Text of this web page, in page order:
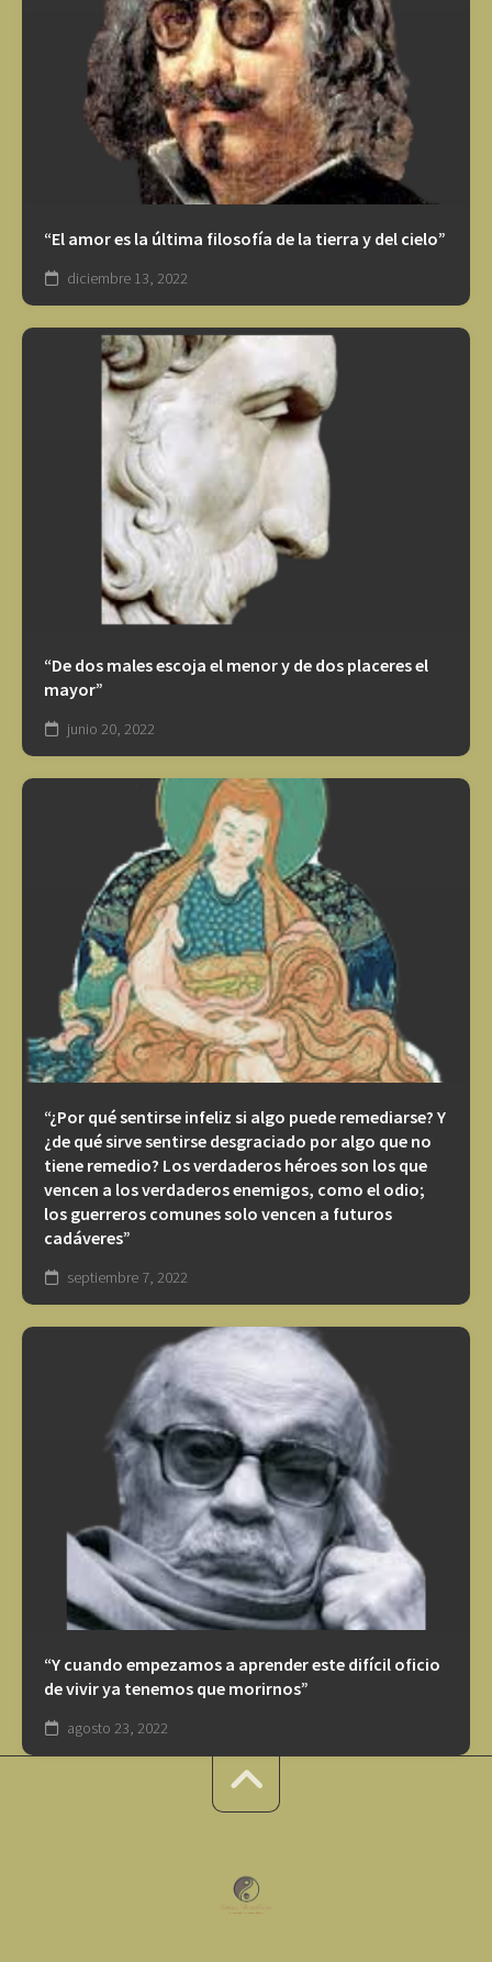
“El amor es la última filosofía de la tierra y del cielo”
diciembre 13, 2022
“De dos males escoja el menor y de dos placeres el
mayor”
junio 20, 2022
“¿Por qué sentirse infeliz si algo puede remediarse? Y
¿de qué sirve sentirse desgraciado por algo que no
tiene remedio? Los verdaderos héroes son los que
vencen a los verdaderos enemigos, como el odio;
los guerreros comunes solo vencen a futuros
cadáveres”
septiembre 7, 2022
“Y cuando empezamos a aprender este difícil oficio
de vivir ya tenemos que morirnos”
agosto 23, 2022